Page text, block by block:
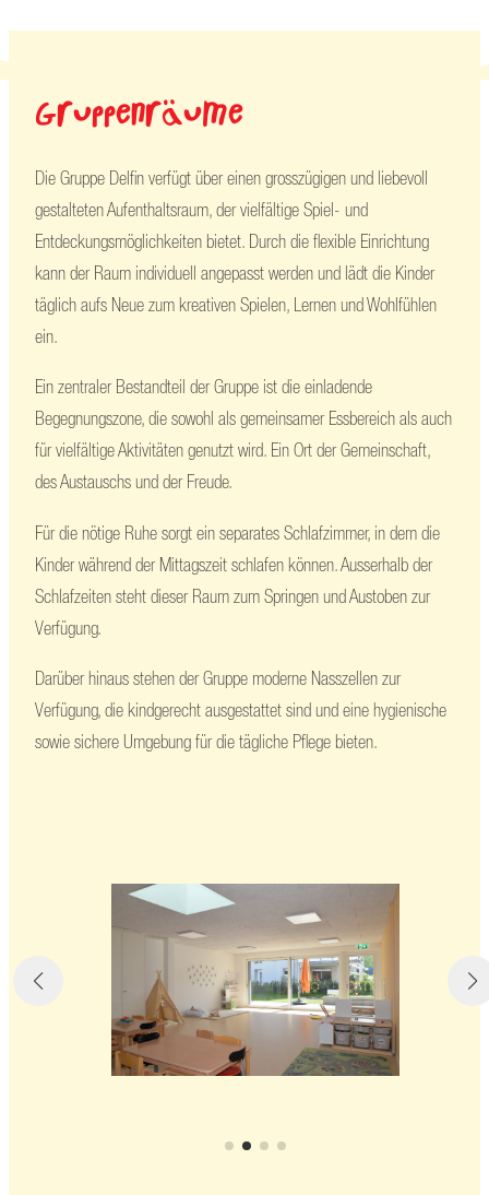
Gruppenräume
Die Gruppe Delfin verfügt über einen grosszügigen und liebevoll
gestalteten Aufenthaltsraum, der vielfältige Spiel- und
Entdeckungsmöglichkeiten bietet. Durch die flexible Einrichtung
kann der Raum individuell angepasst werden und lädt die Kinder
täglich aufs Neue zum kreativen Spielen, Lernen und Wohlfühlen
ein.
Ein zentraler Bestandteil der Gruppe ist die einladende
Begegnungszone, die sowohl als gemeinsamer Essbereich als auch
für vielfältige Aktivitäten genutzt wird. Ein Ort der Gemeinschaft,
des Austauschs und der Freude.
Für die nötige Ruhe sorgt ein separates Schlafzimmer, in dem die
Kinder während der Mittagszeit schlafen können. Ausserhalb der
Schlafzeiten steht dieser Raum zum Springen und Austoben zur
Verfügung.
Darüber hinaus stehen der Gruppe moderne Nasszellen zur
Verfügung, die kindgerecht ausgestattet sind und eine hygienische
sowie sichere Umgebung für die tägliche Pflege bieten.